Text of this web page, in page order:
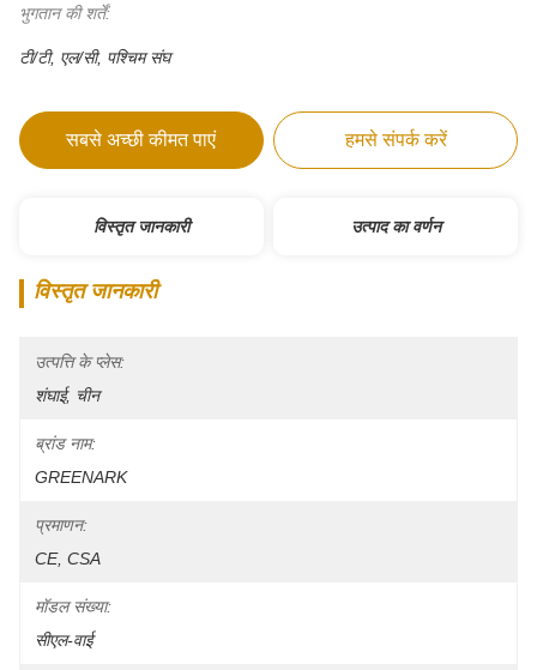
भुगतान की शर्तें:
टी/टी, एल/सी, पश्चिम संघ
सबसे अच्छी कीमत पाएं हमसे संपर्क करें
विस्तृत जानकारी उत्पाद का वर्णन
विस्तृत जानकारी
उत्पत्ति के प्लेस:
शंघाई, चीन
ब्रांड नाम:
GREENARK
प्रमाणन:
CE, CSA
मॉडल संख्या:
सीएल-वाई